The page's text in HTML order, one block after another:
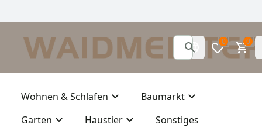
0 0
Wohnen & Schlafen
Baumarkt
Garten
Haustier Sonstiges